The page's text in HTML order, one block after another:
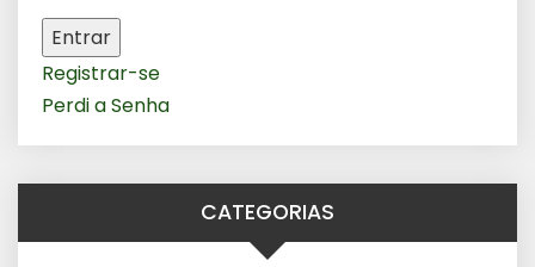
Entrar
Registrar-se
Perdi a Senha
CATEGORIAS